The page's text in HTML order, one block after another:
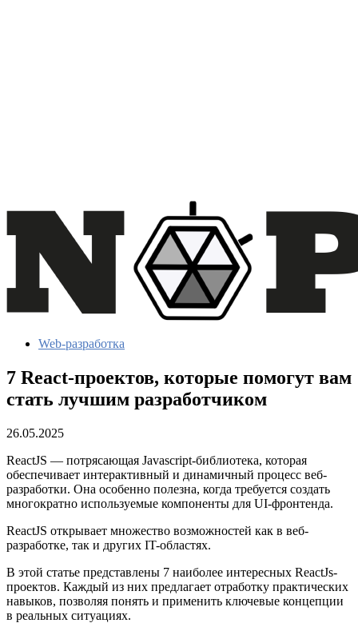
Web-разработка
7 React-проектов, которые помогут вам
стать лучшим разработчиком
26.05.2025
ReactJS — потрясающая Javascript-библиотека, которая
обеспечивает интерактивный и динамичный процесс веб-
разработки. Она особенно полезна, когда требуется создать
многократно используемые компоненты для UI-фронтенда.
ReactJS открывает множество возможностей как в веб-
разработке, так и других IT-областях.
В этой статье представлены 7 наиболее интересных ReactJs-
проектов. Каждый из них предлагает отработку практических
навыков, позволяя понять и применить ключевые концепции
в реальных ситуациях.